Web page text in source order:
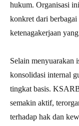
hukum. Organisasi
konkret dari
ketenagakerjaan
Selain menyuarakan
konsolidasi internal
tingkat basis.
semakin aktif,
terhadap hak dan